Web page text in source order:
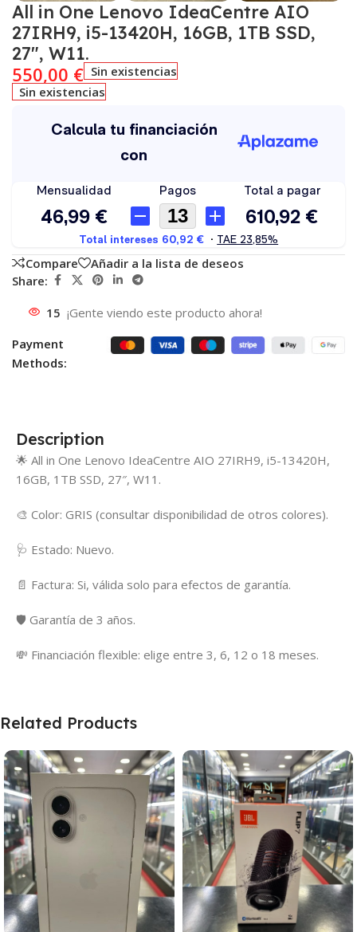
All in One Lenovo IdeaCentre AIO
27IRH9, i5-13420H, 16GB, 1TB SSD,
27″, W11.
550,00 € Sin existencias
Sin existencias
Compare
Añadir a la lista de deseos
Share:
15 ¡Gente viendo este producto ahora!
Payment
Methods:
Description
🌟 All in One Lenovo IdeaCentre AIO 27IRH9, i5-13420H,
16GB, 1TB SSD, 27″, W11.
🎨 Color: GRIS (consultar disponibilidad de otros colores).
🩺 Estado: Nuevo.
📄 Factura: Si, válida solo para efectos de garantía.
🛡️ Garantía de 3 años.
💸 Financiación flexible: elige entre 3, 6, 12 o 18 meses.
Related Products